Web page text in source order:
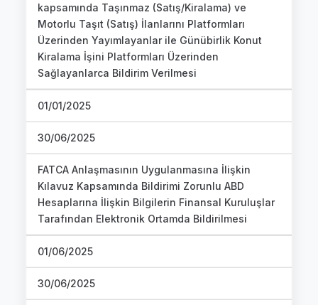
kapsamında Taşınmaz (Satış/Kiralama) ve
Motorlu Taşıt (Satış) İlanlarını Platformları
Üzerinden Yayımlayanlar ile Günübirlik Konut
Kiralama İşini Platformları Üzerinden
Sağlayanlarca Bildirim Verilmesi
01/01/2025
30/06/2025
FATCA Anlaşmasının Uygulanmasına İlişkin
Kılavuz Kapsamında Bildirimi Zorunlu ABD
Hesaplarına İlişkin Bilgilerin Finansal Kuruluşlar
Tarafından Elektronik Ortamda Bildirilmesi
01/06/2025
30/06/2025